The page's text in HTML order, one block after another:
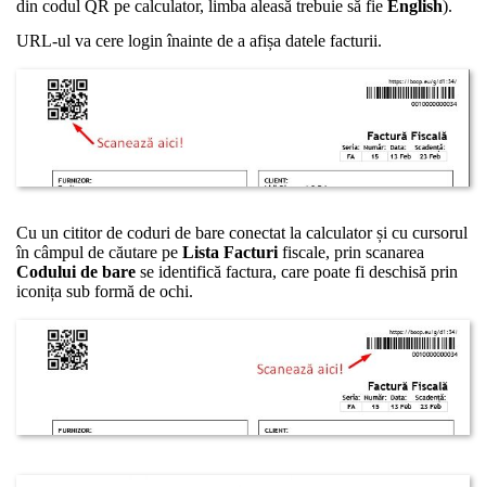
din codul QR pe calculator, limba aleasă trebuie să fie English).
URL-ul va cere login înainte de a afișa datele facturii.
Cu un cititor de coduri de bare conectat la calculator și cu cursorul
în câmpul de căutare pe Lista Facturi fiscale, prin scanarea
Codului de bare se identifică factura, care poate fi deschisă prin
iconița sub formă de ochi.